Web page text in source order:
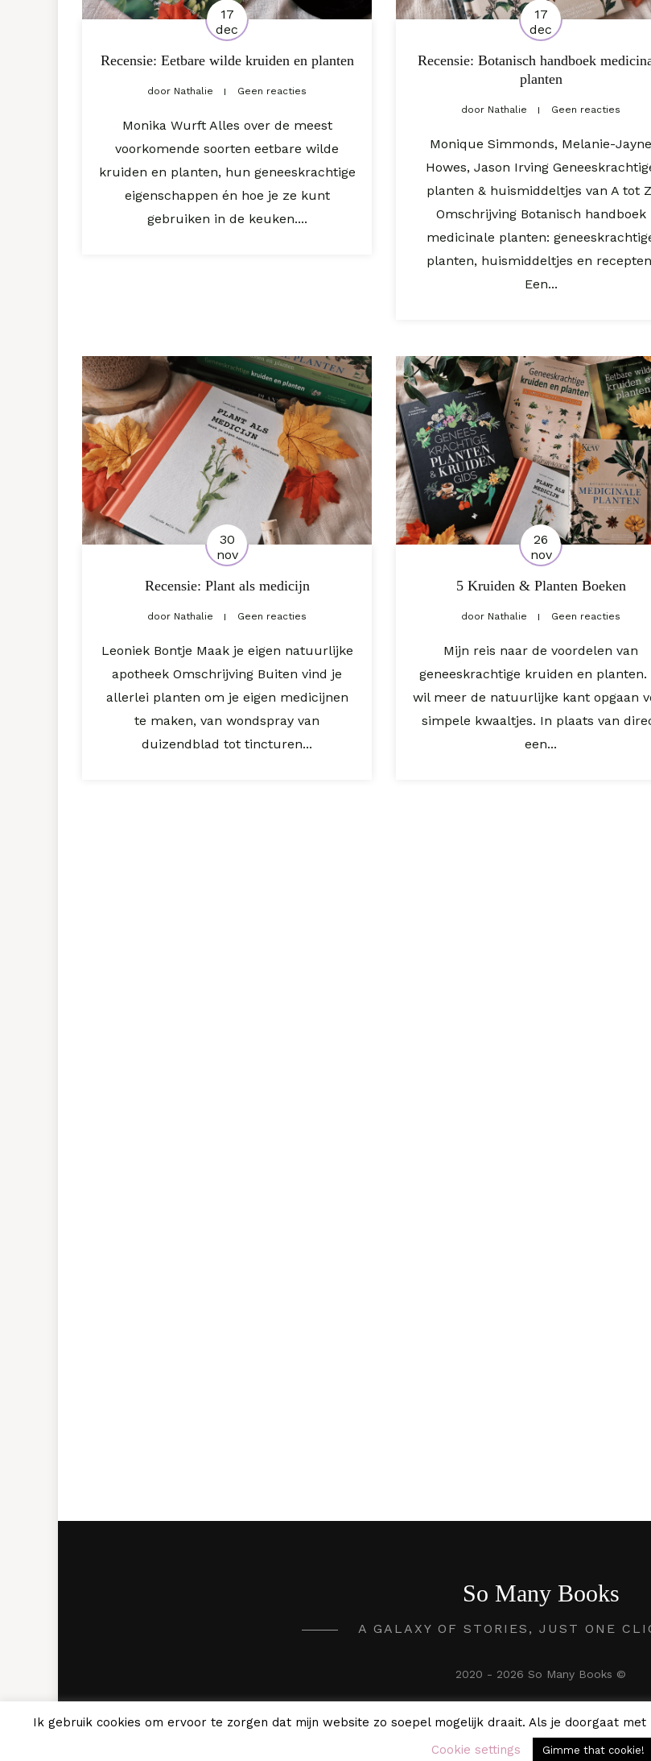
17
dec
Recensie: Eetbare wilde kruiden en planten
door Nathalie Geen reacties
Monika Wurft Alles over de meest
voorkomende soorten eetbare wilde
kruiden en planten, hun geneeskrachtige
eigenschappen én hoe je ze kunt
gebruiken in de keuken....
17
dec
Recensie: Botanisch handboek
planten
door Nathalie Geen reacties
Monique Simmonds, Melanie-Jayne
Howes, Jason Irving
planten & huismiddeltjes van A tot
Omschrijving Botanisch handboek
medicinale planten:
planten, huismiddeltjes en
Een...
30
nov
Recensie: Plant als medicijn
door Nathalie Geen reacties
Leoniek Bontje Maak je eigen natuurlijke
apotheek Omschrijving Buiten vind je
allerlei planten om je eigen medicijnen
te maken, van wondspray van
duizendblad tot tincturen...
26
nov
5 Kruiden & Planten Boeken
door Nathalie Geen reacties
Mijn reis naar de voordelen van
geneeskrachtige kruiden en planten.
wil meer de natuurlijke kant opgaan
simpele kwaaltjes. In plaats van
een...
So Many Books
A GALAXY OF STORIES, JUST ONE
2020 - 2026 So Many Books ©
Ik gebruik cookies om ervoor te zorgen dat mijn website zo soepel mogelijk draait. Als je doorgaat
Cookie settings
Gimme that cookie!